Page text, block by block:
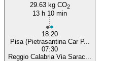
29.63 kg CO2
13 h 10 min
18:20
Pisa (Pietrasantina Car P...
07:30
Reggio Calabria Via Sarac...